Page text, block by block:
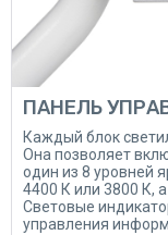
ПАНЕЛЬ
Каждый блок
Она позволяет
один из 8 уровней
4400 К или 3800 К,
Световые
управления